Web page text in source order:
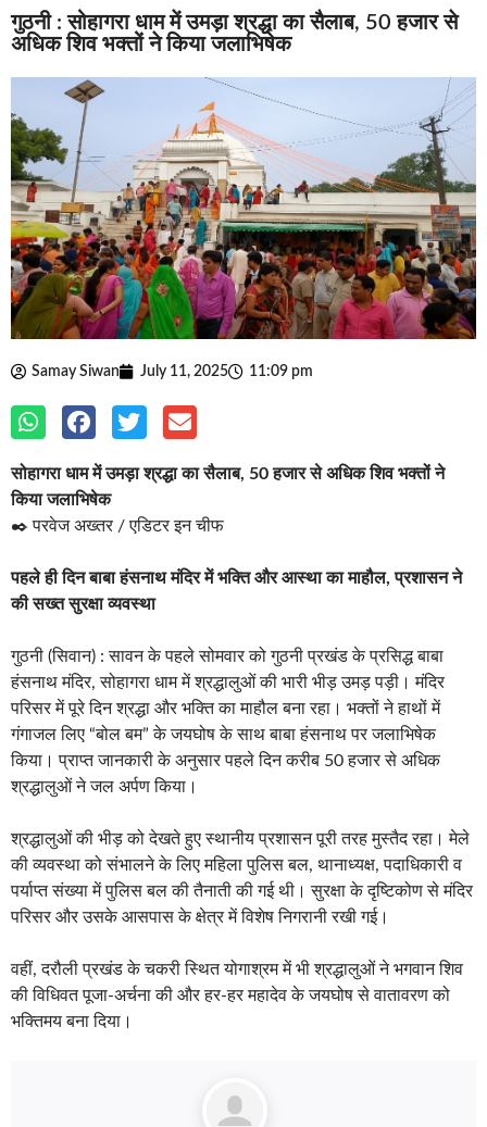
गुठनी : सोहागरा धाम में उमड़ा श्रद्धा का सैलाब, 50 हजार से
अधिक शिव भक्तों ने किया जलाभिषेक
Samay Siwan July 11, 2025 11:09 pm
सोहागरा धाम में उमड़ा श्रद्धा का सैलाब, 50 हजार से अधिक शिव भक्तों ने
किया जलाभिषेक
✒️ परवेज अख्तर / एडिटर इन चीफ
पहले ही दिन बाबा हंसनाथ मंदिर में भक्ति और आस्था का माहौल, प्रशासन ने
की सख्त सुरक्षा व्यवस्था
गुठनी (सिवान) : सावन के पहले सोमवार को गुठनी प्रखंड के प्रसिद्ध बाबा
हंसनाथ मंदिर, सोहागरा धाम में श्रद्धालुओं की भारी भीड़ उमड़ पड़ी। मंदिर
परिसर में पूरे दिन श्रद्धा और भक्ति का माहौल बना रहा। भक्तों ने हाथों में
गंगाजल लिए “बोल बम” के जयघोष के साथ बाबा हंसनाथ पर जलाभिषेक
किया। प्राप्त जानकारी के अनुसार पहले दिन करीब 50 हजार से अधिक
श्रद्धालुओं ने जल अर्पण किया।
श्रद्धालुओं की भीड़ को देखते हुए स्थानीय प्रशासन पूरी तरह मुस्तैद रहा। मेले
की व्यवस्था को संभालने के लिए महिला पुलिस बल, थानाध्यक्ष, पदाधिकारी व
पर्याप्त संख्या में पुलिस बल की तैनाती की गई थी। सुरक्षा के दृष्टिकोण से मंदिर
परिसर और उसके आसपास के क्षेत्र में विशेष निगरानी रखी गई।
वहीं, दरौली प्रखंड के चकरी स्थित योगाश्रम में भी श्रद्धालुओं ने भगवान शिव
की विधिवत पूजा-अर्चना की और हर-हर महादेव के जयघोष से वातावरण को
भक्तिमय बना दिया।